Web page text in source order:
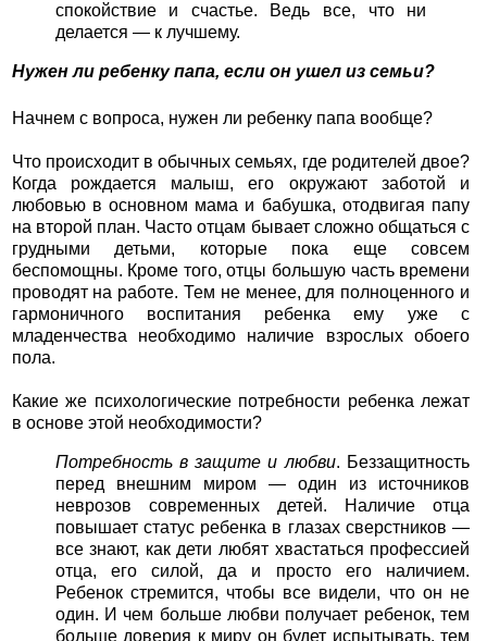
спокойствие и счастье. Ведь все, что ни
делается — к лучшему.
Нужен ли ребенку папа, если он ушел из семьи?
Начнем с вопроса, нужен ли ребенку папа вообще?
Что происходит в обычных семьях, где родителей двое?
Когда рождается малыш, его окружают заботой и
любовью в основном мама и бабушка, отодвигая папу
на второй план. Часто отцам бывает сложно общаться с
грудными детьми, которые пока еще совсем
беспомощны. Кроме того, отцы большую часть времени
проводят на работе. Тем не менее, для полноценного и
гармоничного воспитания ребенка ему уже с
младенчества необходимо наличие взрослых обоего
пола.
Какие же психологические потребности ребенка лежат
в основе этой необходимости?
Потребность в защите и любви. Беззащитность
перед внешним миром — один из источников
неврозов современных детей. Наличие отца
повышает статус ребенка в глазах сверстников —
все знают, как дети любят хвастаться профессией
отца, его силой, да и просто его наличием.
Ребенок стремится, чтобы все видели, что он не
один. И чем больше любви получает ребенок, тем
больше доверия к миру он будет испытывать, тем